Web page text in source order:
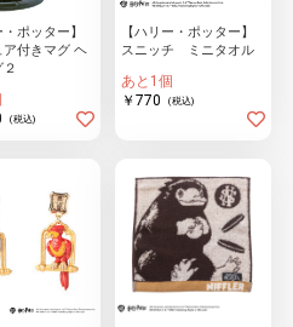
・ポッター】
ア付きマグ ヘ
２
(税込)
【ハリー・ポッター】
スニッチ ミニタオル
あと1個
￥770
(税込)